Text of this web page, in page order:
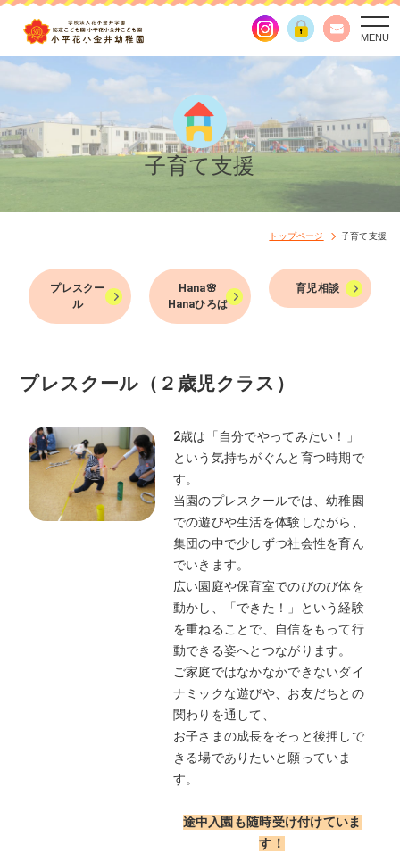
子育て支援
トップページ 子育て支援
プレスクー
ル
Hana🌸
Hanaひろば
育児相談
プレスクール（２歳児クラス）
2歳は「自分でやってみたい！」
という気持ちがぐんと育つ時期で
す。
当園のプレスクールでは、幼稚園
での遊びや生活を体験しながら、
集団の中で少しずつ社会性を育ん
でいきます。
広い園庭や保育室でのびのび体を
動かし、「できた！」という経験
を重ねることで、自信をもって行
動できる姿へとつながります。
ご家庭ではなかなかできないダイ
ナミックな遊びや、お友だちとの
関わりを通して、
お子さまの成長をそっと後押しで
きる場でありたいと願っていま
す。
途中入園も随時受け付けていま
す！